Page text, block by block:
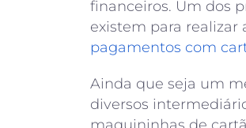
financeiros. Um dos
existem para realizar
pagamentos com
Ainda que seja um
diversos